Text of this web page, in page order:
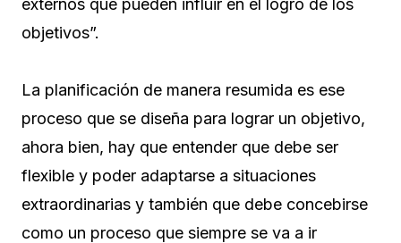
objetivos”.
La planificación de manera resumida es ese
proceso que se diseña para lograr un objetivo,
ahora bien, hay que entender que debe ser
flexible y poder adaptarse a situaciones
extraordinarias y también que debe concebirse
como un proceso que siempre se va a ir